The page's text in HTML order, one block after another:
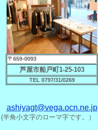
〒659-0093
芦屋市船戸町1-25-103
TEL 0797/31/0269
ashiyagt@vega.ocn.ne.jp
(半角小文字のローマ字です。）